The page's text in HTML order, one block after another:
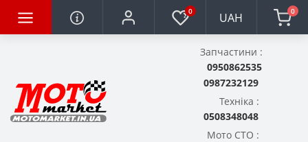
0 UAH 0
Запчастини :
0950862535
0987232129
Техніка :
0508348048
Мото СТО :